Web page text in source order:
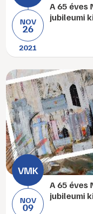
NOV
26
2021
A 65 éves
jubileumi
NOV
09
A 65 éves
jubileumi